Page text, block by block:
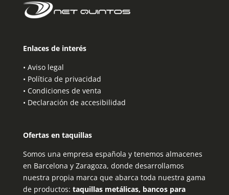
Enlaces de interés
• Aviso legal
• Política de privacidad
• Condiciones de venta
• Declaración de accesibilidad
Ofertas en taquillas
Somos una empresa española y tenemos almacenes
en Barcelona y Zaragoza, donde desarrollamos
nuestra propia marca que abarca toda nuestra gama
de productos: taquillas metálicas, bancos para